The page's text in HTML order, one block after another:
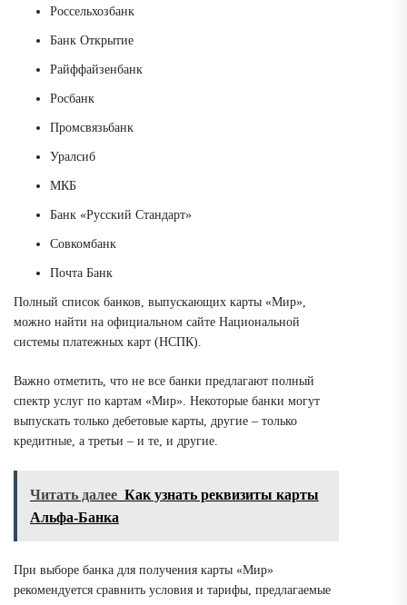
Россельхозбанк
Банк Открытие
Райффайзенбанк
Росбанк
Промсвязьбанк
Уралсиб
МКБ
Банк «Русский Стандарт»
Совкомбанк
Почта Банк
Полный список банков, выпускающих карты «Мир»,
можно найти на официальном сайте Национальной
системы платежных карт (НСПК).
Важно отметить, что не все банки предлагают полный
спектр услуг по картам «Мир». Некоторые банки могут
выпускать только дебетовые карты, другие – только
кредитные, а третьи – и те, и другие.
Читать далее Как узнать реквизиты карты
Альфа-Банка
При выборе банка для получения карты «Мир»
рекомендуется сравнить условия и тарифы, предлагаемые